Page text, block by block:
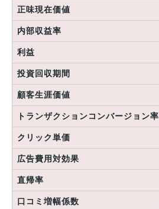
正味現在価値
内部収益率
利益
投資回収期間
顧客生涯価値
トランザクションコンバージョン率
クリック単価
広告費用対効果
直帰率
口コミ増幅係数